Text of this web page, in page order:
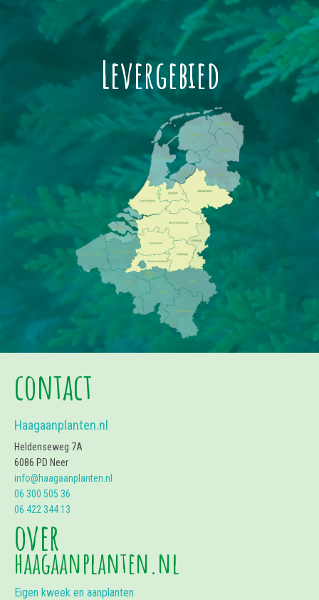
Levergebied
contact
Haagaanplanten.nl
Heldenseweg 7A
6086 PD Neer
info@haagaanplanten.nl
06 300 505 36
06 422 344 13
over
haagaanplanten.nl
Eigen kweek en aanplanten